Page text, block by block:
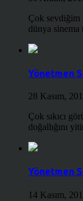
Çok sevdiğim
dünya
Yönetmen
28 Kasım,
Çok sıkıcı
doğallığını
Yönetmen
14 Kasım,